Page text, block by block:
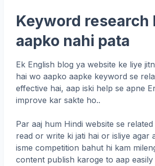
Keyword research
aapko nahi pata
Ek English blog ya website ke liye
hai wo aapko aapke keyword se
effective hai, aap iski help se apne
improve kar sakte ho..
Par aaj hum Hindi website se
read or write ki jati hai or isliye agar
isme competition bahut hi kam
content publish karoge to aap